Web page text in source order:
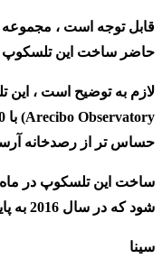
قابل توجه است ،
حاضر ساخت این تلسکوپ
لازم به توضیح است ، این
Arecibo Observatory) با 300 متر دهانه تلسکوپ سبقت بگیرد و به عنوان بزرگ ترین تلسکوپ جهان شناخته شود . علاوه بر این، تلسکوپ
حساس تر از رصدخانه
شود که در سال 2016 به پایان رسد.
سینا